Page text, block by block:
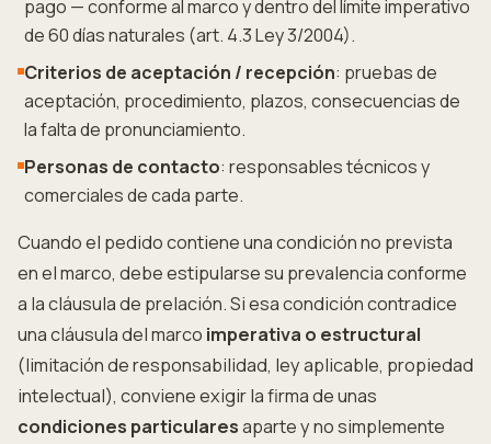
pago — conforme al marco y dentro del límite imperativo
de 60 días naturales (art. 4.3 Ley 3/2004).
Criterios de aceptación / recepción: pruebas de
aceptación, procedimiento, plazos, consecuencias de
la falta de pronunciamiento.
Personas de contacto: responsables técnicos y
comerciales de cada parte.
Cuando el pedido contiene una condición no prevista
en el marco, debe estipularse su prevalencia conforme
a la cláusula de prelación. Si esa condición contradice
una cláusula del marco imperativa o estructural
(limitación de responsabilidad, ley aplicable, propiedad
intelectual), conviene exigir la firma de unas
condiciones particularesaparte y no simplemente